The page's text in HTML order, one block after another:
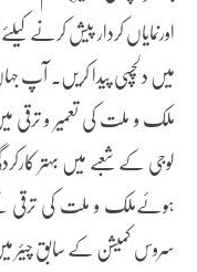
اورنمایاں کردار پیش کرنے
میں دلچسپی پیدا کریں۔ آپ
ملک و ملت کی تعمیر و ترقی
لوجی کے شعبے میں بہتر
ہوئےملک و ملت کی ترقی
سروس کمیشن کے سابق چیئر